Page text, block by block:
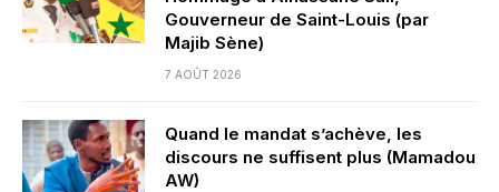
Gouverneur de Saint-Louis (par
Majib Sène)
7 AOÛT 2026
Quand le mandat s’achève, les
discours ne suffisent plus (Mamadou
AW)